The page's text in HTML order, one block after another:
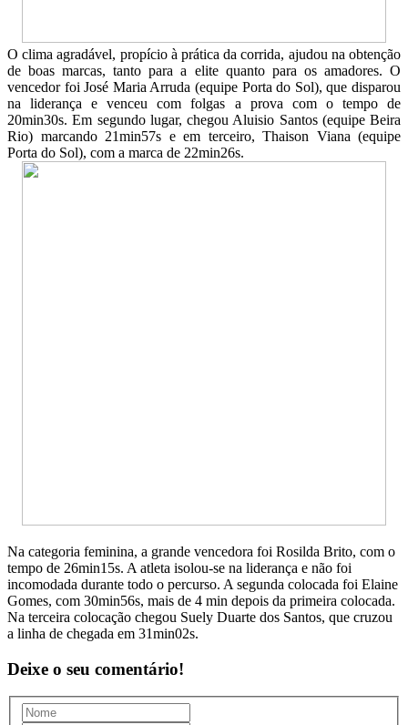
O clima agradável, propício à prática da corrida, ajudou na obtenção
de boas marcas, tanto para a elite quanto para os amadores. O
vencedor foi José Maria Arruda (equipe Porta do Sol), que disparou
na liderança e venceu com folgas a prova com o tempo de
20min30s. Em segundo lugar, chegou Aluisio Santos (equipe Beira
Rio) marcando 21min57s e em terceiro, Thaison Viana (equipe
Porta do Sol), com a marca de 22min26s.
Na categoria feminina, a grande vencedora foi Rosilda Brito, com o
tempo de 26min15s. A atleta isolou-se na liderança e não foi
incomodada durante todo o percurso. A segunda colocada foi Elaine
Gomes, com 30min56s, mais de 4 min depois da primeira colocada.
Na terceira colocação chegou Suely Duarte dos Santos, que cruzou
a linha de chegada em 31min02s.
Deixe o seu comentário!